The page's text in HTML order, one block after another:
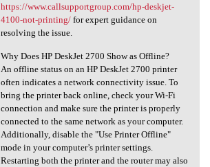
https://www.callsupportgroup.com/hp-deskjet-
4100-not-printing/for expert guidance on
resolving the issue.
Why Does HP DeskJet 2700 Show as Offline?
An offline status on an HP DeskJet 2700 printer
often indicates a network connectivity issue. To
bring the printer back online, check your Wi-Fi
connection and make sure the printer is properly
connected to the same network as your computer.
Additionally, disable the "Use Printer Offline"
mode in your computer’s printer settings.
Restarting both the printer and the router may also